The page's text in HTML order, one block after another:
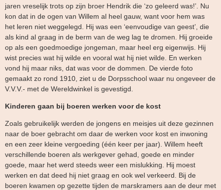
jaren vreselijk trots op zijn broer Hendrik die ‘zo geleerd was!’. Nu
kon dat in de ogen van Willem al heel gauw, want voor hem was
het leren niet weggelegd. Hij was een ‘eenvoudige van geest’, die
als kind al graag in de berm van de weg lag te dromen. Hij groeide
op als een goedmoedige jongeman, maar heel erg eigenwijs. Hij
wist precies wat hij wilde en vooral wat hij niet wilde. En werken
vond hij maar niks, dat was voor de dommen. De vierde foto
gemaakt zo rond 1910, ziet u de Dorpsschool waar nu ongeveer de
V.V.V.- met de Wereldwinkel is gevestigd.
Kinderen gaan bij boeren werken voor de kost
Zoals gebruikelijk werden de jongens en meisjes uit deze gezinnen
naar de boer gebracht om daar de werken voor kost en inwoning
en een zeer kleine vergoeding (één keer per jaar). Willem heeft
verschillende boeren als werkgever gehad, goede en minder
goede, maar het werd steeds weer een mislukking. Hij moest
werken en dat deed hij niet graag en ook wel verkeerd. Bij de
boeren kwamen op gezette tijden de marskramers aan de deur met